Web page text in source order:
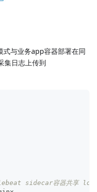
与业务app容器部署在同
集日志上传到
sidecar容器共享 log